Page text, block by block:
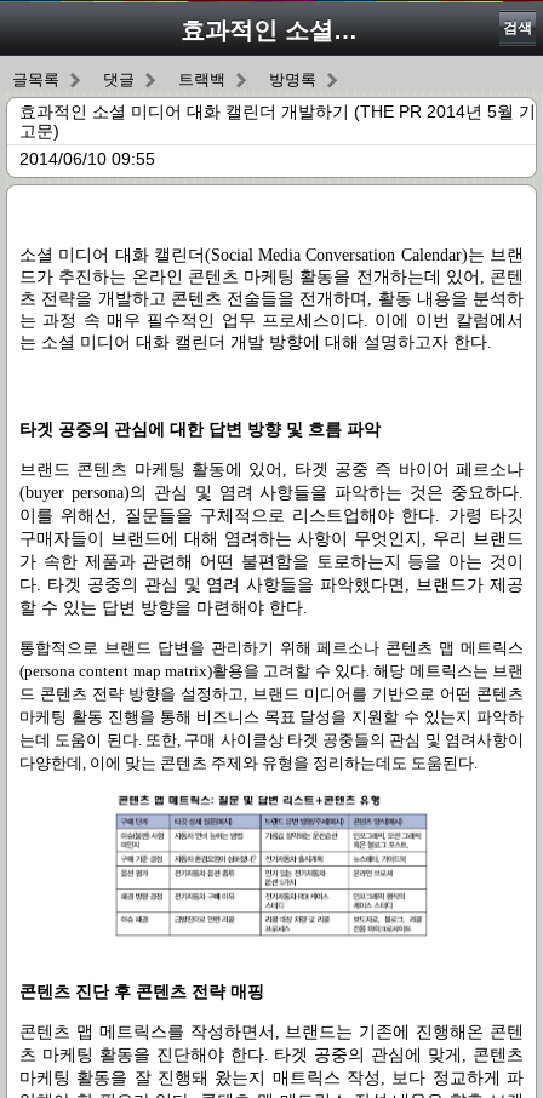
효과적인 소셜 미디어 대화 캘린더 개발하기 (THE PR 2014년 5월 기고문) 검색
글목록 댓글 트랙백 방명록
효과적인 소셜 미디어 대화 캘린더 개발하기 (THE PR 2014년 5월 기
고문)
2014/06/10 09:55
소셜 미디어 대화 캘린더 (Social Media Conversation Calendar)는 브랜
드가 추진하는 온라인 콘텐츠 마케팅 활동을 전개하는데 있어 , 콘텐
츠 전략을 개발하고 콘텐츠 전술들을 전개하며 , 활동 내용을 분석하
는 과정 속 매우 필수적인 업무 프로세스이다. 이에 이번 칼럼에서
는 소셜 미디어 대화 캘린더 개발 방향에 대해 설명하고자 한다.
타겟 공중의 관심에 대한 답변 방향 및 흐름 파악
브랜드 콘텐츠 마케팅 활동에 있어 , 타겟 공중 즉 바이어 페르소나
(buyer persona)의 관심 및 염려 사항들을 파악하는 것은 중요하다.
이를 위해선 , 질문들을 구체적으로 리스트업해야 한다. 가령 타깃
구매자들이 브랜드에 대해 염려하는 사항이 무엇인지 , 우리 브랜드
가 속한 제품과 관련해 어떤 불편함을 토로하는지 등을 아는 것이
다. 타겟 공중의 관심 및 염려 사항들을 파악했다면 , 브랜드가 제공
할 수 있는 답변 방향을 마련해야 한다.
통합적으로 브랜드 답변을 관리하기 위해 페르소나 콘텐츠 맵 메트릭스
(persona content map matrix)활용을 고려할 수 있다.해당 메트릭스는 브랜
드 콘텐츠 전략 방향을 설정하고, 브랜드 미디어를 기반으로 어떤 콘텐츠
마케팅 활동 진행을 통해 비즈니스 목표 달성을 지원할 수 있는지 파악하
는데 도움이 된다. 또한, 구매 사이클상 타겟 공중들의 관심 및 염려사항이
다양한데, 이에 맞는 콘텐츠 주제와 유형을 정리하는데도 도움된다.
콘텐츠 진단 후 콘텐츠 전략 매핑
콘텐츠 맵 메트릭스를 작성하면서
브랜드는 기존에 진행해온 콘텐
츠 마케팅 활동을 진단해야 한다. 타겟 공중의 관심에 맞게
콘텐츠
마케팅 활동을 잘 진행돼 왔는지 매트릭스 작성
보다 정교하게 파